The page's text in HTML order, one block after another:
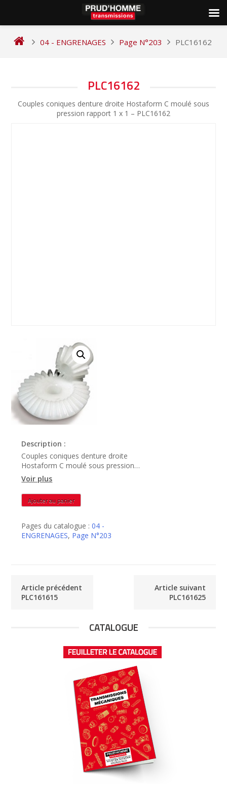
04 - ENGRENAGES Page N°203 PLC16162
PLC16162
Couples coniques denture droite Hostaform C moulé sous
pression rapport 1 x 1 – PLC16162
Description :
Couples coniques denture droite
Hostaform C moulé sous pression
rapport 1 x 1 – PLC16162
Voir plus
quantité
de
Ajouter au panier
Pages du catalogue :04 -
ENGRENAGES, Page N°203
DE
L’ARTICLE
Article précédent
PLC161615
Article suivant
PLC161625
CATALOGUE